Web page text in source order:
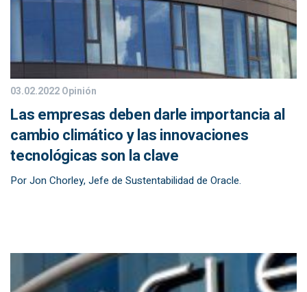
03.02.2022Opinión
Las empresas deben darle importancia al
cambio climático y las innovaciones
tecnológicas son la clave
Por Jon Chorley, Jefe de Sustentabilidad de Oracle.